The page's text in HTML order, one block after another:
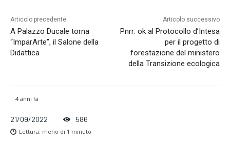
Articolo precedente
A Palazzo Ducale torna
“ImparArte”, il Salone della
Didattica
Articolo successivo
Pnrr: ok al Protocollo d’Intesa
per il progetto di
forestazione del ministero
della Transizione ecologica
4 anni fa
21/09/2022 586
Lettura: meno di 1 minuto